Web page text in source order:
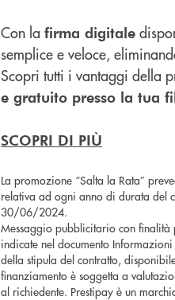
Con la firma digitale
semplice e veloce,
Scopri tutti i vantaggi della
e gratuito presso la tua
SCOPRI DI PIÙ
La promozione “Salta la Rata”
relativa ad ogni anno di durata del
30/06/2024.
Messaggio pubblicitario con finalità
indicate nel documento
della stipula del contratto,
finanziamento è soggetta a
al richiedente. Prestipay è un